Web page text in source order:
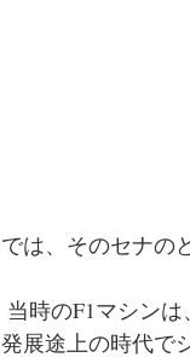
では、そのセナの
発展途上の時代で